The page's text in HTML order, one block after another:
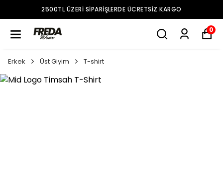
2500TL ÜZERI SIPARIŞLERDE ÜCRETSIZ KARGO
0
Erkek Üst Giyim T-shirt